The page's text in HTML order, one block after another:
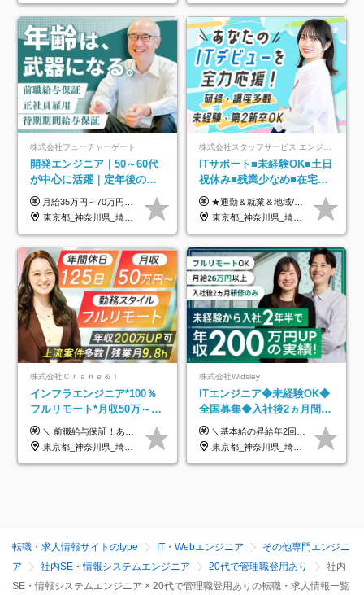
株式会社フューチャーゲート
開発エンジニア｜50～60代
が中心に活躍｜定年後の給
与減ナシ｜年収50万円アッ
プ実績／昇給率92％（直近3
年）
月給35万円～70万円（固定残業代30時間分63,869円～を含む）+賞与年1回 ※30時間を超える分は別途支給します ●これまでのご経験・スキル・前職給与をできる限り考慮します ●待機期間も給与を100％支給します ●試用期間中も給与や福利厚生は同じです ≪年収を維持しながら長く働けます！≫ 一般的な企業では55歳や60歳を機に年収が下がりますが、 当社は役職などではなく「スキルや経験」で評価。 エンジニアとして長く働きながら あなたにふさわしい年収を維持できます！
東京都_神奈川県_埼玉県_千葉県
ITサポート■未経験OK■土日
祝休み■残業少なめ■在宅実
績あり■約900種類のスキル
アップ講座あり■全国募集
★通勤＆就業＆地域/住宅＆役職手当あり ★残業代は全額支給 ★選べる給与制度あり！ ■東京・神奈川・千葉・埼玉勤務の場合 月給24.5万円～55万円＋諸手当 （残業代は全額支給） (20,000円の地域/住宅手当込み) ■愛知・京都・大阪・兵庫勤務の場合 月給24万円以上＋諸手当 （残業代は全額支給） (15,000円の地域/住宅手当込み) ■茨城・栃木・群馬・静岡・三重・滋賀・広島・福岡勤務の場合 月給23.5万円以上＋諸手当 （残業代は全額支給） (10,000円の地域/住宅手当込み) ■北海道・宮城・山梨・長野・岐阜・奈良・和歌山・岡山勤務の場合 月給23万円以上＋諸手当 （残業代は全額支給） (5,000円の地域/住宅手当込み) ■その他のエリア勤務の場合 月給22.5万円以上＋諸手当 （残業代は全額支給） ※経験や能力を考慮し、当社規定により優遇します 【昇給：年一回実施】 【選べる給与制度】 ★収入を重視する方に… 「変動型人事制度」の選択も可能（派遣先からの評価に応じて収入アップ！） ※年2回のタイミングで希望者と面談の上決定します。
東京都_神奈川県_埼玉県_千葉県_大阪府_愛知県_北海道_岩手県_宮城県_山形県_福島県_茨城県_栃木県_群馬県_山梨県_長野県_富山県_石川県_静岡県_岐阜県_三重県_兵庫県_京都府_滋賀県_奈良県_広島県_岡山県_山口県_愛媛県_福岡県_熊本県_長崎県
株式会社Ｃｒａｎｅ＆Ｉ
インフラエンジニア*100％
フルリモート*月収50万～*
クラウド×上流工程*前職給
与保証*残業月9.8h
＼ 前職給与保証！あなたのこれまでの経験を正当評価 ／ ★月収50万円～スタート！【年俸600万～1,162万8,000円（12分割）】 ――「頑張りが給与に直結しない…」そんな不満とは無縁の環境です。 実際、入社後に「年収150万～200万円UP」を実現した先輩エンジニアが多数活躍中！ 【 収入をさらに押し上げる充実のプラスα 】 スキルを磨くほど得をする「資格手当」 ⇒ 1資格につき毎月3,000円～30,000円を継続支給！ 成果を見逃さない「功績手当」 ⇒ 社員の頑張りに応じて最大10万円をダイレクトに支給！ スピード昇給・高年収も可能 ⇒ 1回の昇給で年収数十万UPのチャンスあり。ゆくゆくは年収1000万以上のハイクラスも目指せます。 ※経験・スキルを考慮の上決定します ※上記金額には固定残業代（月30h分・95,000円～184,000円）を含みます ※超過分は別途全額支給します ※試用期間2ヶ月間あり（その他待遇に差異はありません）
東京都_神奈川県_埼玉県_千葉県_大阪府_愛知県_北海道_青森県_岩手県_宮城県_秋田県_山形県_福島県_茨城県_栃木県_群馬県_新潟県_山梨県_長野県_富山県_石川県_福井県_静岡県_岐阜県_三重県_兵庫県_京都府_滋賀県_奈良県_和歌山県_広島県_岡山県_鳥取県_島根県_山口県_徳島県_香川県_愛媛県_高知県_福岡県_熊本県_佐賀県_長崎県_大分県_宮崎県_鹿児島県_沖縄県
株式会社Widsley
ITエンジニア◆未経験OK◆
全国募集◆入社後2ヵ月間は
研修のみ◆フルリモート
OK◆残業月3h◆服装髪型自
＼基本給の昇給年2回＆プロジェクト手当による昇給年12回！！／ 【経験者の場合】 月給33万円～70万円＋プロジェクト手当＋資格手当 ★スキルや経験を考慮の上、優遇します ★上記給与には固定残業代20時間分(月4万3883円～)を含みます。残業が超過した場合は、追加支給します(残業は月平均3時間とほぼ発生しません。残業がなくても、固定残業代は支給されます) ★試用期間中も、月給や福利厚生等は同じです ---------- 【未経験者の場合】 月給26万円～50万円＋プロジェクト手当＋資格手当 ★スキルや経験を考慮の上、優遇します ★上記給与には固定残業代20時間分(月3万719円～)を含みます。残業が超過した場合は、追加支給します(残業は月平均3時間とほぼ発生しません。残業がなくても、固定残業代は支給されます) ★試用期間6ヵ月あり ・1ヶ月目～：月給23万円～ ・2ヶ月目～6ヶ月目：月給23万円～＋プロジェクト手当1～3万円 （上記給与にはそれぞれ固定残業代20時間分(月3万719円～)を含み、超過した場合は追加支給します。） ---------- 【プロジェクト手当について】 参画するプロジェクトの単価に応じて毎月の歩合給を支給します 業界内でもトップクラスの高還元です！
東京都_神奈川県_埼玉県_千葉県_大阪府_愛知県_北海道_青森県_岩手県_宮城県_秋田県_山形県_福島県_茨城県_栃木県_群馬県_新潟県_山梨県_長野県_富山県_石川県_福井県_静岡県_岐阜県_三重県_兵庫県_京都府_滋賀県_奈良県_和歌山県_広島県_岡山県_鳥取県_島根県_山口県_徳島県_香川県_愛媛県_高知県_福岡県_熊本県_佐賀県_長崎県_大分県_宮崎県_鹿児島県_沖縄県
転職・求人情報サイトのtype IT・Webエンジニア
その他専門エンジニ
ア
社内SE・情報システムエンジニア 20代で管理職登用あり
社内
SE・情報システムエンジニア × 20代で管理職登用ありの転職・求人情報一覧